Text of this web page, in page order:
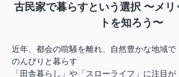
古民家で暮らすという選択 〜メリ
トを知ろう〜
近年、都会の喧騒を離れ、自然豊かな地域で
のんびりと暮らす
「田舎暮らし」や「スローライフ」に注目が